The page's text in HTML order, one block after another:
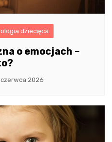
dziecięca
o emocjach –
czerwca 2026